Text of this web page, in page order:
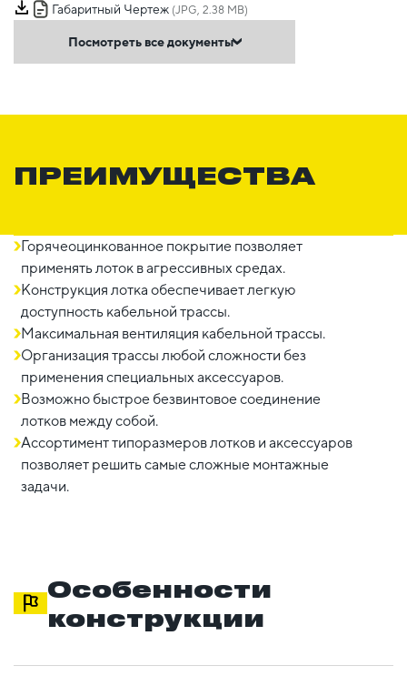
Габаритный Чертеж (JPG, 2.38 MB)
Посмотреть все документы
ПРЕИМУЩЕСТВА
Горячеоцинкованное покрытие позволяет
применять лоток в агрессивных средах.
Конструкция лотка обеспечивает легкую
доступность кабельной трассы.
Максимальная вентиляция кабельной трассы.
Организация трассы любой сложности без
применения специальных аксессуаров.
Возможно быстрое безвинтовое соединение
лотков между собой.
Ассортимент типоразмеров лотков и аксессуаров
позволяет решить самые сложные монтажные
задачи.
Особенности
конструкции